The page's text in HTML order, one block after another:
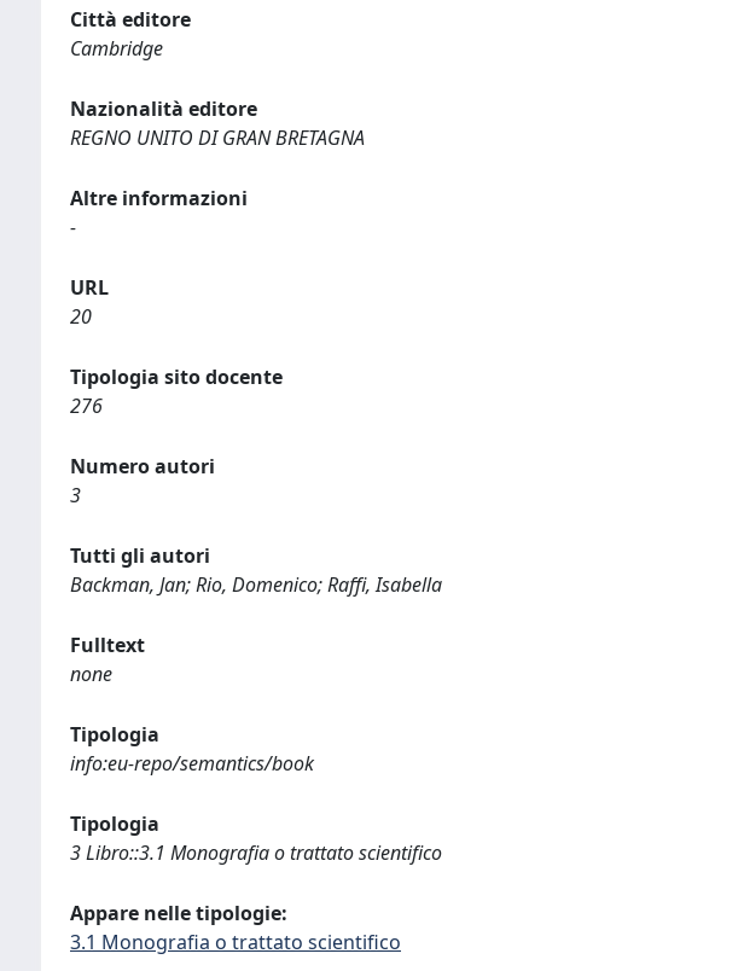
Città editore
Cambridge
Nazionalità editore
REGNO UNITO DI GRAN BRETAGNA
Altre informazioni
-
URL
20
Tipologia sito docente
276
Numero autori
3
Tutti gli autori
Backman, Jan; Rio, Domenico; Raffi, Isabella
Fulltext
none
Tipologia
info:eu-repo/semantics/book
Tipologia
3 Libro::3.1 Monografia o trattato scientifico
Appare nelle tipologie:
3.1 Monografia o trattato scientifico